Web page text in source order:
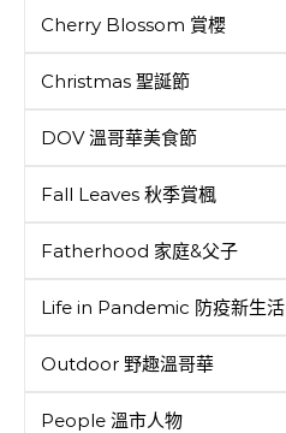
Cherry Blossom 賞櫻
Christmas 聖誕節
DOV 溫哥華美食節
Fall Leaves 秋季賞楓
Fatherhood 家庭&父子
Life in Pandemic 防疫新生活
Outdoor 野趣溫哥華
People 溫市人物